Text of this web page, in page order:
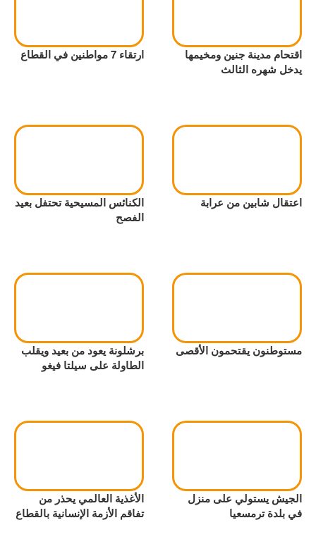
اقتحام مدينة جنين ومخيمها
يدخل شهره الثالث
ارتقاء 7 مواطنين في القطاع
اعتقال شابين من عرابة
الكنائس المسيحية تحتفل بعيد
الفصح
مستوطنون يقتحمون الأقصى
برشلونة يعود من بعيد ويقلب
الطاولة على سيلتا فيغو
الجيش يستولي على منزل
في بلدة ترمسعيا
الأغذية العالمي يحذر من
تفاقم الأزمة الإنسانية بالقطاع